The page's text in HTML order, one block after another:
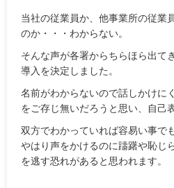
当社の従業員か、他事業所の従業
のか・・・わからない。
そんな声が各署からちらほら出て
導入を決定しました。
名前がわからないので話しかけに
をご存じ無いだろうと思い、自己
双方でわかっていれば容易い事で
やはり声をかけるのに躊躇や恥じ
を逃す恐れがあると思われます。